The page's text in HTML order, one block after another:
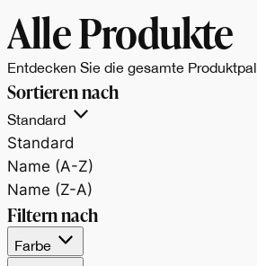
Alle Produkte
Entdecken Sie die gesamte
Sortieren nach
Standard
Standard
Name (A-Z)
Name (Z-A)
Filtern nach
Farbe